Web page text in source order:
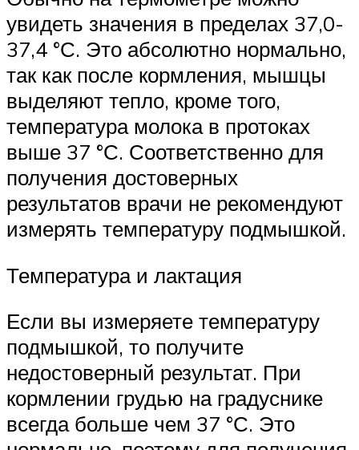
увидеть значения в пределах 37,0-
37,4 °С. Это абсолютно нормально,
так как после кормления, мышцы
выделяют тепло, кроме того,
температура молока в протоках
выше 37 °С. Соответственно для
получения достоверных
результатов врачи не рекомендуют
измерять температуру подмышкой.
Температура и лактация
Если вы измеряете температуру
подмышкой, то получите
недостоверный результат. При
кормлении грудью на градуснике
всегда больше чем 37 °С. Это